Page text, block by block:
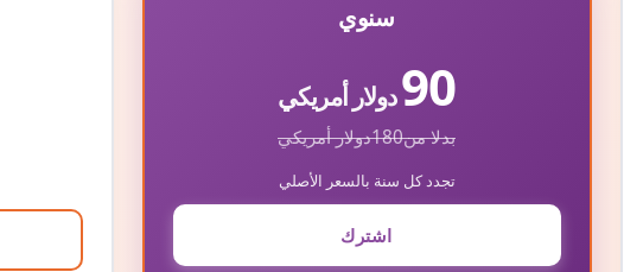
سنوي
90دولار أمريكي
بدلا من180دولار أمريكي
تجدد كل سنة بالسعر الأصلي
اشترك